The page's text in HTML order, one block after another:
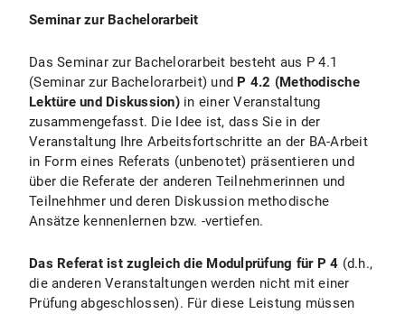
Seminar zur Bachelorarbeit
Das Seminar zur Bachelorarbeit besteht aus P 4.1
(Seminar zur Bachelorarbeit) und P 4.2 (Methodische
Lektüre und Diskussion)in einer Veranstaltung
zusammengefasst. Die Idee ist, dass Sie in der
Veranstaltung Ihre Arbeitsfortschritte an der BA-Arbeit
in Form eines Referats (unbenotet) präsentieren und
über die Referate der anderen Teilnehmerinnen und
Teilnehhmer und deren Diskussion methodische
Ansätze kennenlernen bzw. -vertiefen.
Das Referat ist zugleich die Modulprüfung für P 4 (d.h.,
die anderen Veranstaltungen werden nicht mit einer
Prüfung abgeschlossen). Für diese Leistung müssen